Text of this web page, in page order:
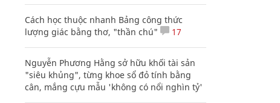
Cách học thuộc nhanh Bảng công thức
lượng giác bằng thơ, "thần chú"
17
Nguyễn Phương Hằng sở hữu khối tài sản
"siêu khủng", từng khoe sổ đỏ tính bằng
cân, mắng cựu mẫu 'không có nổi nghìn tỷ'